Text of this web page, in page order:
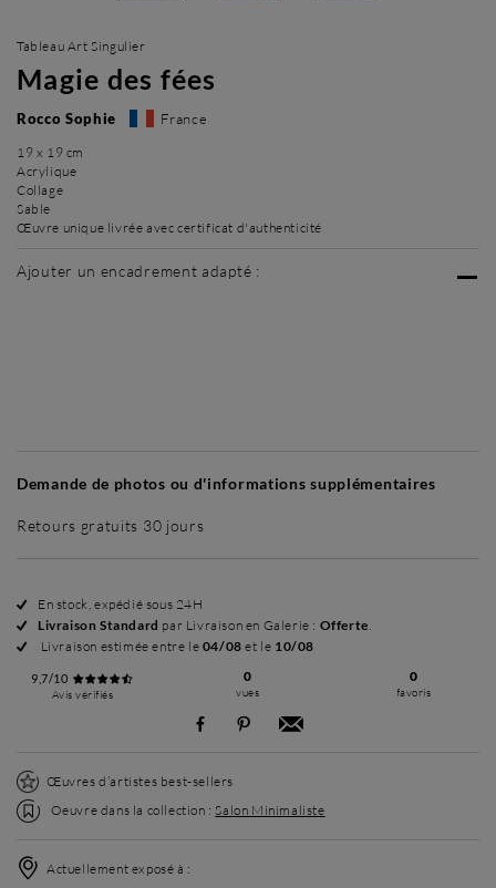
Tableau Art Singulier
Magie des fées
Rocco Sophie France
19 x 19 cm
Acrylique
Collage
Sable
Œuvre unique livrée avec certificat d'authenticité
Ajouter un encadrement adapté :
Demande de photos ou d'informations supplémentaires
Retours gratuits 30 jours
En stock, expédié sous 24H
Livraison Standard par Livraison en Galerie : Offerte.
Livraison estimée entre le 04/08 et le 10/08
9,7/10
Avis vérifiés
0
vues
0
favoris
Œuvres d’artistes best-sellers
Oeuvre dans la collection :Salon Minimaliste
Actuellement exposé à :